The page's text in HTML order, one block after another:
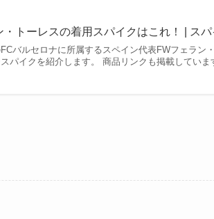
・トーレスの着用スパイクはこれ！ | ス
バルセロナに所属するスペイン代表FWフェラン
パイクを紹介します。 商品リンクも掲載してい